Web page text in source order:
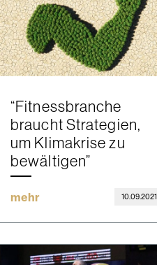
“Fitnessbranche
braucht Strategien,
um Klimakrise zu
bewältigen”
mehr 10.09.2021